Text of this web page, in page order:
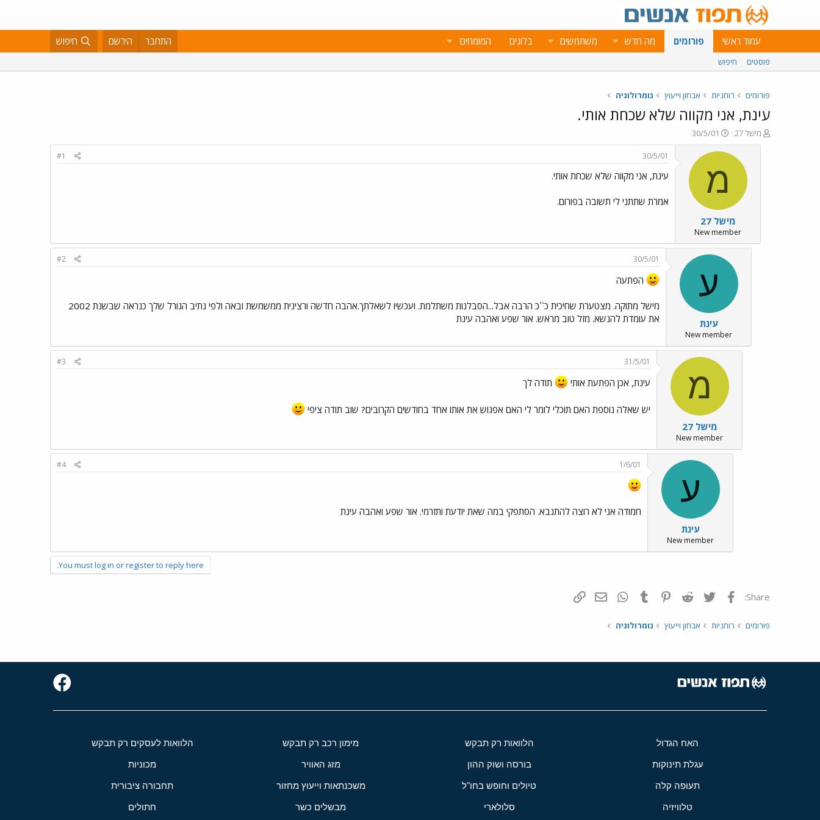
עמוד ראשי פורומים מה חדש משתמשים בלוגים המומחים התחבר הירשם חיפוש
פוסטים חיפוש
פורומים רוחניות אבחון וייעוץ נומרולוגיה
עינת, אני מקווה שלא שכחת אותי.
פ
ו
מישל 27
פ
ו
ר
ם
ב
א
ר
י
ך
30/5/01
מ
מישל 27
New member
30/5/01
#1
עינת, אני מקווה שלא שכחת אותי.
אמרת שתתני לי תשובה בפורום.
ע
עינת
New member
30/5/01
#2
הפתעה
מישל מתוקה. מצטערת שחיכית כ``כ הרבה אבל...הסבלנות משתלמת. ועכשיו לשאלתך.אהבה חדשה ורצינית ממשמשת ובאה ולפי נתיב הגורל שלך כנראה שבשנת 2002
את עומדת להנשא. מזל טוב מראש. אור שפע ואהבה עינת
מ
מישל 27
New member
31/5/01
#3
עינת, אכן הפתעת אותי תודה לך
יש שאלה נוספת האם תוכלי לומר לי האם אפגוש את אותו אחד בחודשים הקרובים? שוב תודה ציפי
ע
עינת
New member
1/6/01
#4
חמודה אני לא רוצה להתנבא. הסתפקי במה שאת יודעת ותזרמי. אור שפע ואהבה עינת
You must log in or register to reply here.
Share: פייסבוק Twitter
Reddit
Pinterest
Tumblr
WhatsAppדואר אלקטרוני
פורומים רוחניות אבחון וייעוץ נומרולוגיה
האח הגדול הלוואות רק תבקש מימון רכב רק תבקש הלוואות לעסקים רק תבקש
עגלת תינוקות בורסה ושוק ההון מזג האוויר מכוניות
תעופה קלה טיולים וחופש בחו"ל משכנתאות וייעוץ מחזור תחבורה ציבורית
טלוויזיה סלולארי מבשלים כשר חתולים